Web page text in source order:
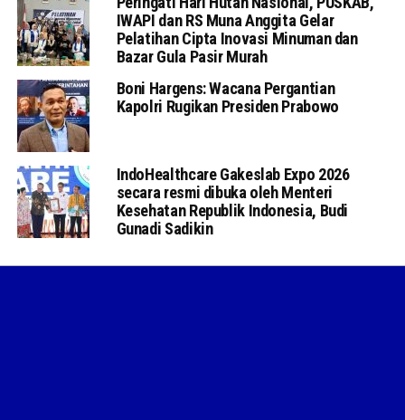
IWAPI dan RS Muna Anggita Gelar
Pelatihan Cipta Inovasi Minuman dan
Bazar Gula Pasir Murah
Boni Hargens: Wacana Pergantian
Kapolri Rugikan Presiden Prabowo
IndoHealthcare Gakeslab Expo 2026
secara resmi dibuka oleh Menteri
Kesehatan Republik Indonesia, Budi
Gunadi Sadikin